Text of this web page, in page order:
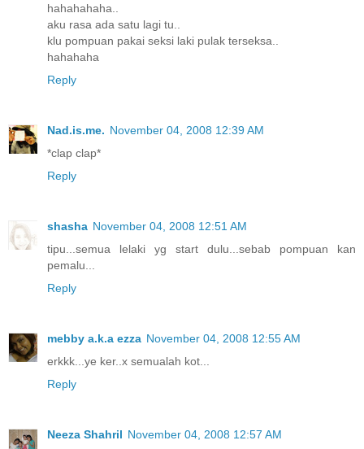
hahahahaha..
aku rasa ada satu lagi tu..
klu pompuan pakai seksi laki pulak terseksa..
hahahaha
Reply
Nad.is.me. November 04, 2008 12:39 AM
*clap clap*
Reply
shasha November 04, 2008 12:51 AM
tipu...semua lelaki yg start dulu...sebab pompuan kan
pemalu...
Reply
mebby a.k.a ezza November 04, 2008 12:55 AM
erkkk...ye ker..x semualah kot...
Reply
Neeza Shahril November 04, 2008 12:57 AM